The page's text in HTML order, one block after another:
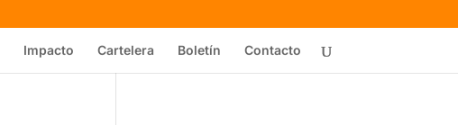
Impacto Cartelera Boletín Contacto